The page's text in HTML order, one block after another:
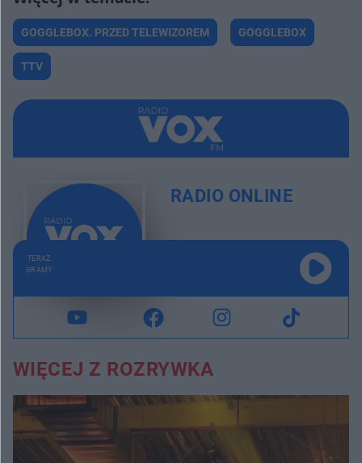
GOGGLEBOX. PRZED TELEWIZOREM GOGGLEBOX
TTV
RADIO ONLINE
TERAZ
GRAMY
WIĘCEJ Z ROZRYWKA